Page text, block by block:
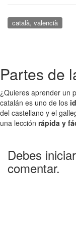
català, valencià
Partes de
¿Quieres aprender un
catalán es uno de los
del castellano y el
una lección rápida y
Debes
comentar.